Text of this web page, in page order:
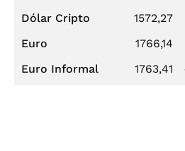
Dólar Cripto 1572,27
Euro
1766,14
Euro Informal
1763,41